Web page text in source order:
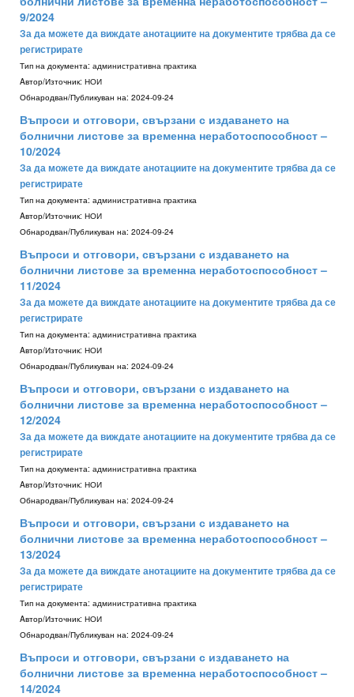
9/2024
За да можете да виждате анотациите на документите трябва да се
регистрирате
Тип на документа: административна практика
Aвтор/Източник: НОИ
Обнародван/Публикуван на: 2024-09-24
Въпроси и отговори, свързани с издаването на
болнични листове за временна неработоспособност –
10/2024
За да можете да виждате анотациите на документите трябва да се
регистрирате
Тип на документа: административна практика
Aвтор/Източник: НОИ
Обнародван/Публикуван на: 2024-09-24
Въпроси и отговори, свързани с издаването на
болнични листове за временна неработоспособност –
11/2024
За да можете да виждате анотациите на документите трябва да се
регистрирате
Тип на документа: административна практика
Aвтор/Източник: НОИ
Обнародван/Публикуван на: 2024-09-24
Въпроси и отговори, свързани с издаването на
болнични листове за временна неработоспособност –
12/2024
За да можете да виждате анотациите на документите трябва да се
регистрирате
Тип на документа: административна практика
Aвтор/Източник: НОИ
Обнародван/Публикуван на: 2024-09-24
Въпроси и отговори, свързани с издаването на
болнични листове за временна неработоспособност –
13/2024
За да можете да виждате анотациите на документите трябва да се
регистрирате
Тип на документа: административна практика
Aвтор/Източник: НОИ
Обнародван/Публикуван на: 2024-09-24
Въпроси и отговори, свързани с издаването на
болнични листове за временна неработоспособност –
14/2024